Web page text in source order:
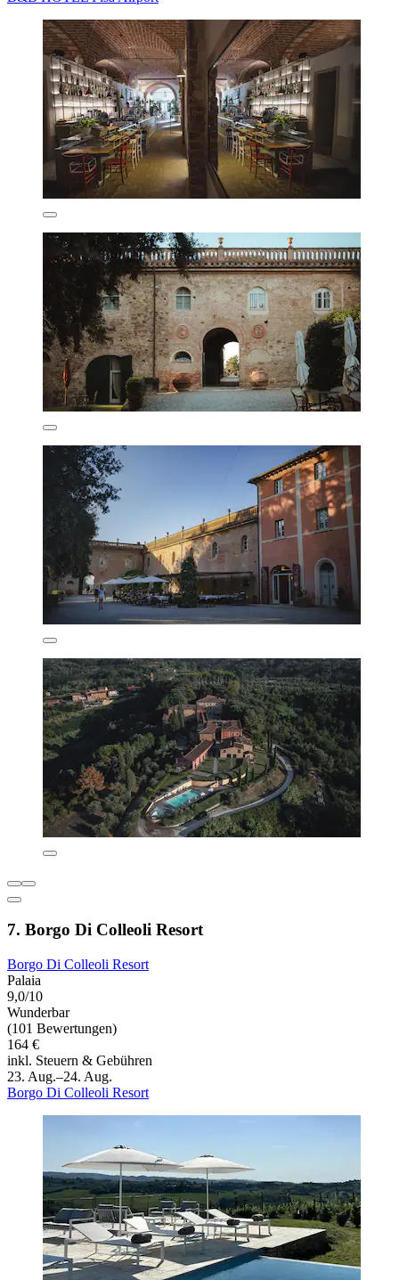
7. Borgo Di Colleoli Resort
Borgo Di Colleoli Resort
Palaia
9,0/10
Wunderbar
(101 Bewertungen)
164 €
inkl. Steuern & Gebühren
23. Aug.–24. Aug.
Borgo Di Colleoli Resort